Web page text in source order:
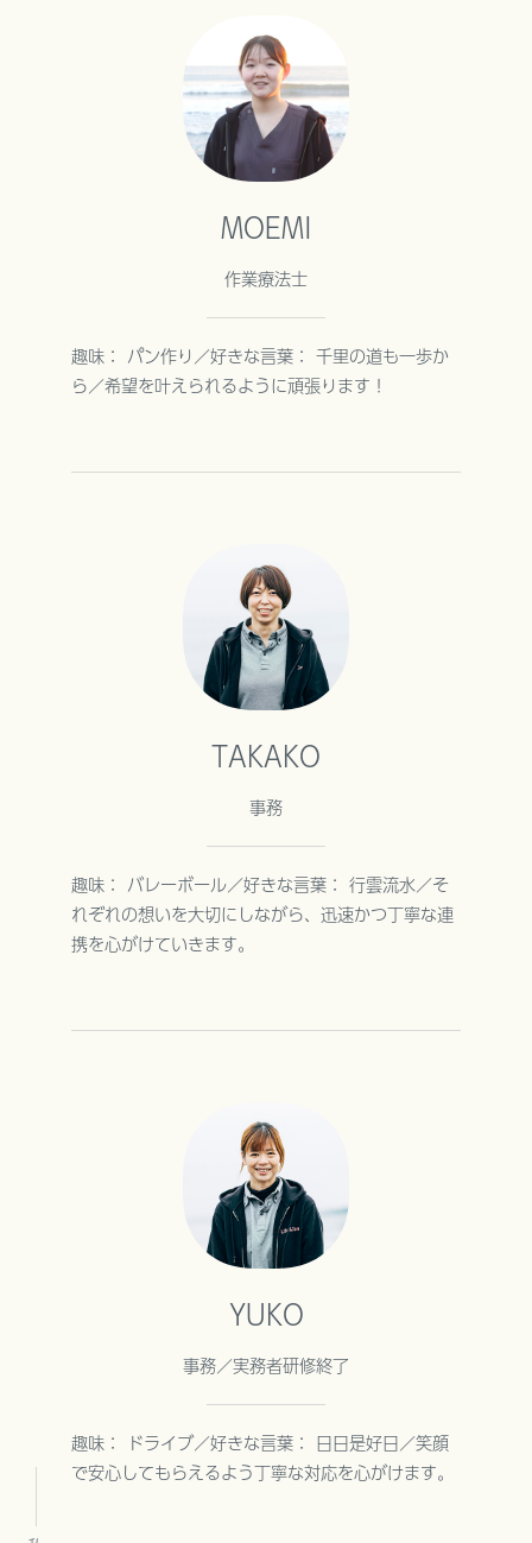
MOEMI
作業療法士
趣味： パン作り／好きな言葉： 千里の道も一歩か
ら／希望を叶えられるように頑張ります！
TAKAKO
事務
趣味： バレーボール／好きな言葉： 行雲流水／そ
れぞれの想いを大切にしながら、迅速かつ丁寧な連
携を心がけていきます。
YUKO
事務／実務者研修終了
趣味： ドライブ／好きな言葉： 日日是好日／笑顔
で安心してもらえるよう丁寧な対応を心がけます。